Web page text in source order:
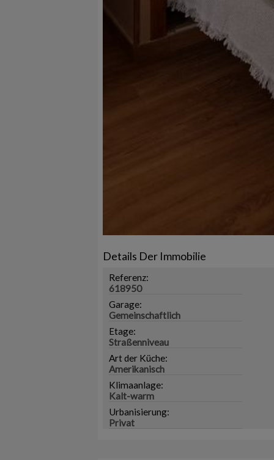
Details Der Immobilie
Referenz:
618950
Garage:
Gemeinschaftlich
Etage:
Straßenniveau
Art der Küche:
Amerikanisch
Klimaanlage:
Kalt-warm
Urbanisierung:
Privat